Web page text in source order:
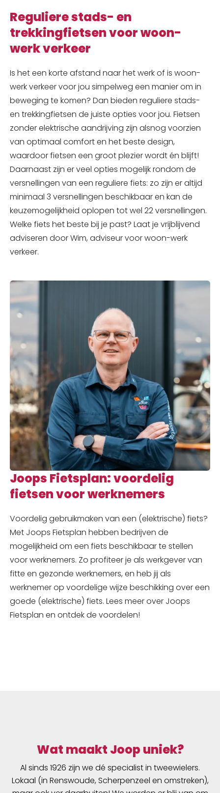
Reguliere stads- en
trekkingfietsen voor woon-
werk verkeer
Is het een korte afstand naar het werk of is woon-
werk verkeer voor jou simpelweg een manier om in
beweging te komen? Dan bieden reguliere stads-
en trekkingfietsen de juiste opties voor jou. Fietsen
zonder elektrische aandrijving zijn alsnog voorzien
van optimaal comfort en het beste design,
waardoor fietsen een groot plezier wordt én blijft!
Daarnaast zijn er veel opties mogelijk rondom de
versnellingen van een reguliere fiets: zo zijn er altijd
minimaal 3 versnellingen beschikbaar en kan de
keuzemogelijkheid oplopen tot wel 22 versnellingen.
Welke fiets het beste bij je past? Laat je vrijblijvend
adviseren door Wim, adviseur voor woon-werk
verkeer.
Joops Fietsplan: voordelig
fietsen voor werknemers
Voordelig gebruikmaken van een (elektrische) fiets?
Met Joops Fietsplan hebben bedrijven de
mogelijkheid om een fiets beschikbaar te stellen
voor werknemers. Zo profiteer je als werkgever van
fitte en gezonde werknemers, en heb jij als
werknemer op voordelige wijze beschikking over een
goede (elektrische) fiets. Lees meer over Joops
Fietsplan en ontdek de voordelen!
Wat maakt Joop uniek?
Al sinds 1926 zijn we dé specialist in tweewielers.
Lokaal (in Renswoude, Scherpenzeel en omstreken),